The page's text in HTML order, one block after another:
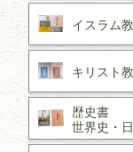
イスラム教
キリスト教
歴史書
世界史・